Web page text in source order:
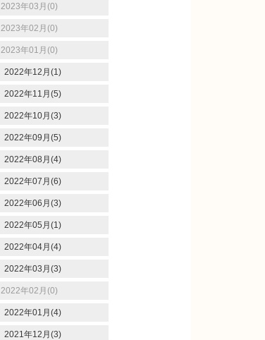
2023年03月(0)
2023年02月(0)
2023年01月(0)
2022年12月(1)
2022年11月(5)
2022年10月(3)
2022年09月(5)
2022年08月(4)
2022年07月(6)
2022年06月(3)
2022年05月(1)
2022年04月(4)
2022年03月(3)
2022年02月(0)
2022年01月(4)
2021年12月(3)